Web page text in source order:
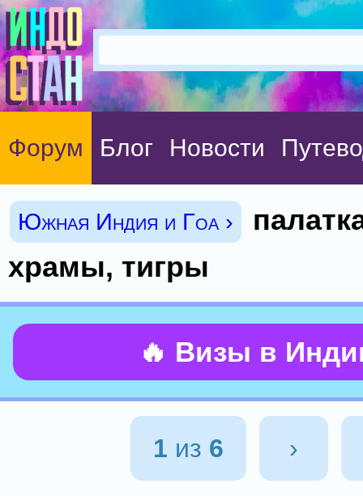
Форум Блог Новости
Южная Индия и Гоа ›
храмы, тигры
🔥 Визы в
1 из 6 ›